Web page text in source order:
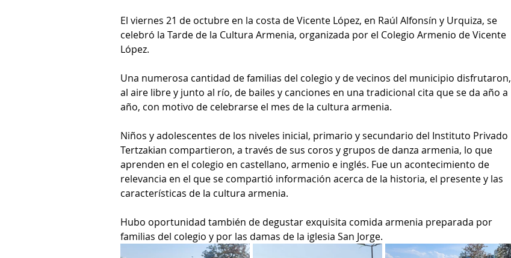
El viernes 21 de octubre en la costa de Vicente López, en Raúl Alfonsín y Urquiza, se
celebró la Tarde de la Cultura Armenia, organizada por el Colegio Armenio de Vicente
López.
Una numerosa cantidad de familias del colegio y de vecinos del municipio disfrutaron,
al aire libre y junto al río, de bailes y canciones en una tradicional cita que se da año a
año, con motivo de celebrarse el mes de la cultura armenia.
Niños y adolescentes de los niveles inicial, primario y secundario del Instituto Privado
Tertzakian compartieron, a través de sus coros y grupos de danza armenia, lo que
aprenden en el colegio en castellano, armenio e inglés. Fue un acontecimiento de
relevancia en el que se compartió información acerca de la historia, el presente y las
características de la cultura armenia.
Hubo oportunidad también de degustar exquisita comida armenia preparada por
familias del colegio y por las damas de la iglesia San Jorge.